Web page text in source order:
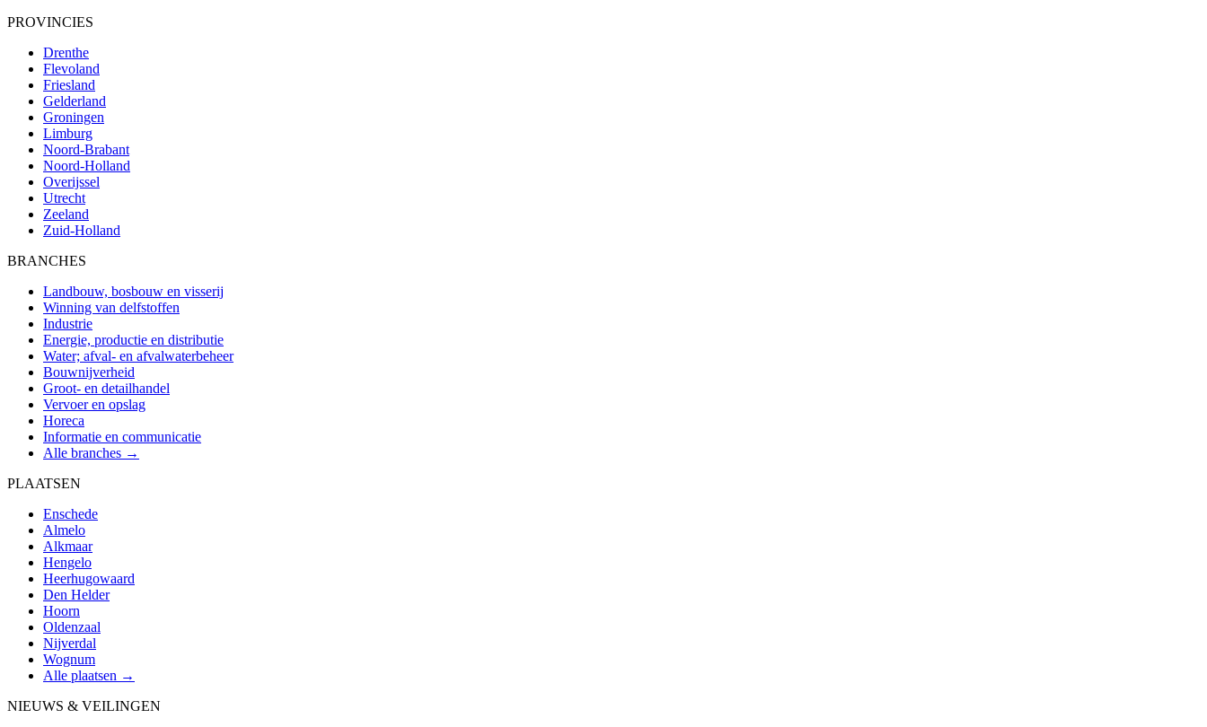
PROVINCIES
Drenthe
Flevoland
Friesland
Gelderland
Groningen
Limburg
Noord-Brabant
Noord-Holland
Overijssel
Utrecht
Zeeland
Zuid-Holland
BRANCHES
Landbouw, bosbouw en visserij
Winning van delfstoffen
Industrie
Energie, productie en distributie
Water; afval- en afvalwaterbeheer
Bouwnijverheid
Groot- en detailhandel
Vervoer en opslag
Horeca
Informatie en communicatie
Alle branches →
PLAATSEN
Enschede
Almelo
Alkmaar
Hengelo
Heerhugowaard
Den Helder
Hoorn
Oldenzaal
Nijverdal
Wognum
Alle plaatsen →
NIEUWS & VEILINGEN